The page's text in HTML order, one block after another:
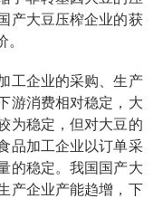
产大豆压榨企业的获
工企业的采购、生产
游消费相对稳定，大
为稳定，但对大豆的
品加工企业以订单采
的稳定。我国国产大
产企业产能趋增，下